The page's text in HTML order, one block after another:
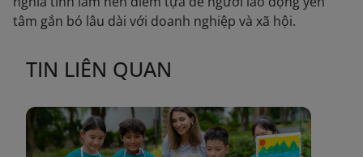
tâm gắn bó lâu dài với doanh nghiệp và xã hội.
TIN LIÊN QUAN